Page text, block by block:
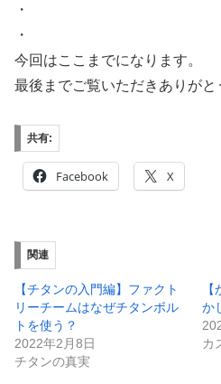
・
・
今回はここまでになります。
最後までご覧いただきありがと
共有:
Facebook X
関連
【チタンの入門編】ファクト
リーチームはなぜチタンボル
トを使う？
2022年2月8日
チタンの真実
か
カ